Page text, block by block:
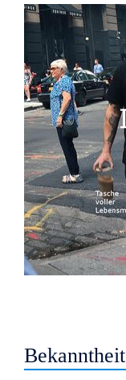
Bekanntheit